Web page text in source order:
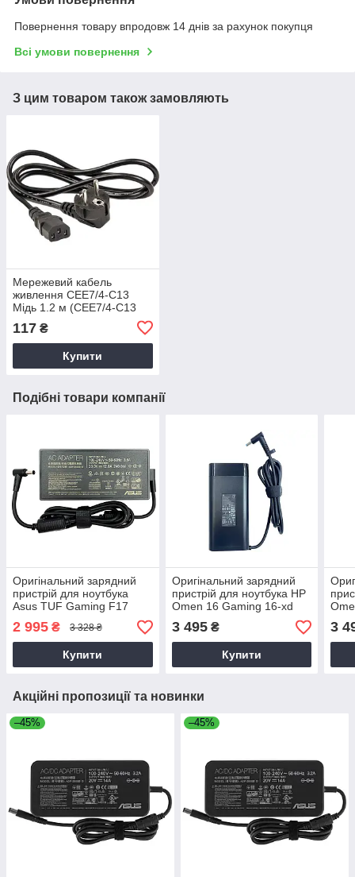
Повернення товару впродовж 14 днів за рахунок покупця
Всі умови повернення
З цим товаром також замовляють
Мережевий кабель
живлення CEE7/4-C13
Мідь 1.2 м (CEE7/4-C13
117 ₴
Купити
Подібні товари компанії
Оригінальний зарядний
пристрій для ноутбука
Asus TUF Gaming F17
FX707ZV, FX707ZU,
FX707ZI 100, Type-C 240,
6, 12, 6.0/3.7 мм
2 995 ₴ 3 328 ₴
Купити
Оригінальний зарядний
пристрій для ноутбука HP
Omen 16 Gaming 16-xd
3 495₴
Купити
3
Акційні пропозиції та новинки
–45% –45%